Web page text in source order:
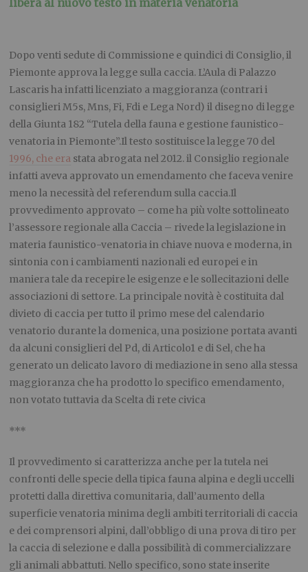
libera al nuovo testo in materia venatoria
Dopo venti sedute di Commissione e quindici di Consiglio, il
Piemonte approva la legge sulla caccia. L’Aula di Palazzo
Lascaris ha infatti licenziato a maggioranza (contrari i
consiglieri M5s, Mns, Fi, Fdi e Lega Nord) il disegno di legge
della Giunta 182 “Tutela della fauna e gestione faunistico-
venatoria in Piemonte”.Il testo sostituisce la legge 70 del
1996, che era stata abrogata nel 2012. il Consiglio regionale
infatti aveva approvato un emendamento che faceva venire
meno la necessità del referendum sulla caccia.Il
provvedimento approvato – come ha più volte sottolineato
l’assessore regionale alla Caccia – rivede la legislazione in
materia faunistico-venatoria in chiave nuova e moderna, in
sintonia con i cambiamenti nazionali ed europei e in
maniera tale da recepire le esigenze e le sollecitazioni delle
associazioni di settore. La principale novità è costituita dal
divieto di caccia per tutto il primo mese del calendario
venatorio durante la domenica, una posizione portata avanti
da alcuni consiglieri del Pd, di Articolo1 e di Sel, che ha
generato un delicato lavoro di mediazione in seno alla stessa
maggioranza che ha prodotto lo specifico emendamento,
non votato tuttavia da Scelta di rete civica
***
Il provvedimento si caratterizza anche per la tutela nei
confronti delle specie della tipica fauna alpina e degli uccelli
protetti dalla direttiva comunitaria, dall’aumento della
superficie venatoria minima degli ambiti territoriali di caccia
e dei comprensori alpini, dall’obbligo di una prova di tiro per
la caccia di selezione e dalla possibilità di commercializzare
gli animali abbattuti. Nello specifico, sono state inserite